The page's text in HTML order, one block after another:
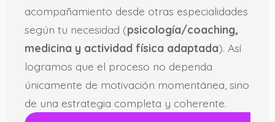
acompañamiento desde otras especialidades
según tu necesidad (psicología/coaching,
medicina y actividad física adaptada). Así
logramos que el proceso no dependa
únicamente de motivación momentánea, sino
de una estrategia completa y coherente.